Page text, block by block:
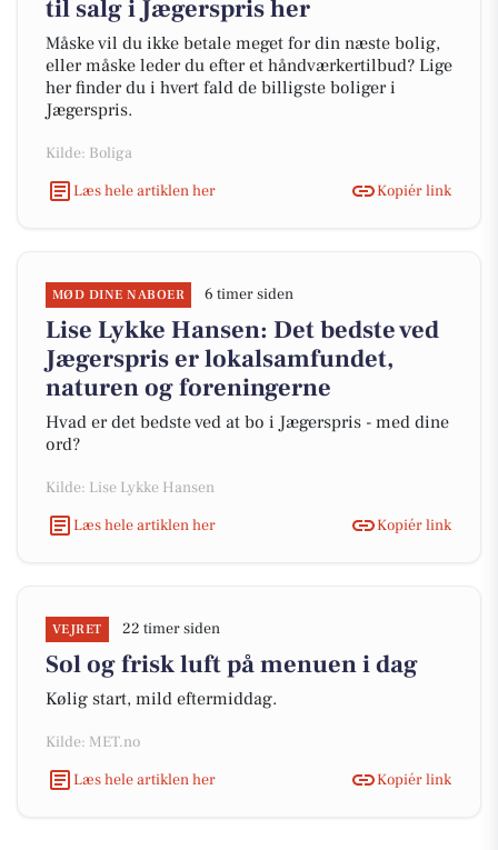
til salg i Jægerspris her
Måske vil du ikke betale meget for din næste bolig,
eller måske leder du efter et håndværkertilbud? Lige
her finder du i hvert fald de billigste boliger i
Jægerspris.
Kilde: Boliga
Læs hele artiklen her
Kopiér link
MØD DINE NABOER 6 timer siden
Lise Lykke Hansen: Det bedste ved
Jægerspris er lokalsamfundet,
naturen og foreningerne
Hvad er det bedste ved at bo i Jægerspris - med dine
ord?
Kilde: Lise Lykke Hansen
Læs hele artiklen her
Kopiér link
VEJRET 22 timer siden
Sol og frisk luft på menuen i dag
Kølig start, mild eftermiddag.
Kilde: MET.no
Læs hele artiklen her
Kopiér link